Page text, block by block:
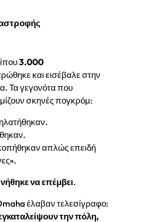
3.000
και εισέβαλε στην
Τα γεγονότα που
σκηνές πογκρόμ:
απλώς επειδή
να επέμβει.
έλαβαν τελεσίγραφο:
την πόλη,